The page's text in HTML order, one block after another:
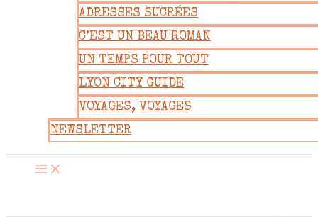
ADRESSES SUCRÉES
C’EST UN BEAU ROMAN
UN TEMPS POUR TOUT
LYON CITY GUIDE
VOYAGES, VOYAGES
NEWSLETTER